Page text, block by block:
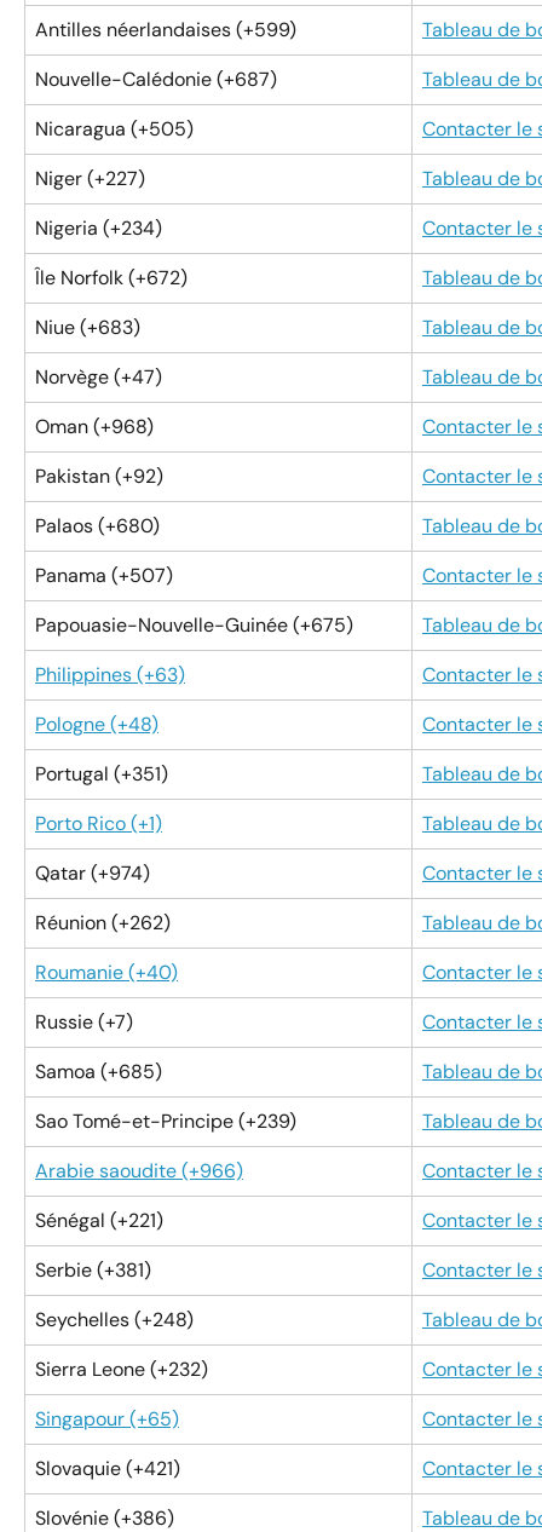
Antilles néerlandaises (+599)
Tableau de
Nouvelle-Calédonie (+687)
Tableau de
Nicaragua (+505)
Contacter le
Niger (+227)
Tableau de
Nigeria (+234)
Contacter le
Île Norfolk (+672)
Tableau de
Niue (+683)
Tableau de
Norvège (+47)
Tableau de
Oman (+968)
Contacter le
Pakistan (+92)
Contacter le
Palaos (+680)
Tableau de
Panama (+507)
Contacter le
Papouasie-Nouvelle-Guinée (+675)
Tableau de
Philippines (+63)
Contacter le
Pologne (+48)
Contacter le
Portugal (+351)
Tableau de
Porto Rico (+1)
Tableau de
Qatar (+974)
Contacter le
Réunion (+262)
Tableau de
Roumanie (+40)
Contacter le
Russie (+7)
Contacter le
Samoa (+685)
Tableau de
Sao Tomé-et-Principe (+239)
Tableau de
Arabie saoudite (+966)
Contacter le
Sénégal (+221)
Contacter le
Serbie (+381)
Contacter le
Seychelles (+248)
Tableau de
Sierra Leone (+232)
Contacter le
Singapour (+65)
Contacter le
Slovaquie (+421)
Contacter le
Slovénie (+386)
Tableau de